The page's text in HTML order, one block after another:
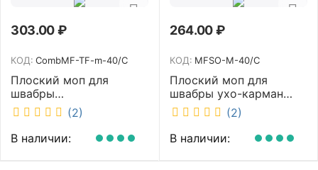
303.00₽
КОД: CombMF-TF-m-40/C
Плоский моп для
швабры
комбинированный ухо-
карман бежевый 40 см
NV CombMF-TF-m-40/C
(2)
В наличии:
264.00₽
КОД: MFSO-M-40/C
Плоский моп для
швабры ухо-карман
белый 40 см NV MFSO-
M-40/C
(2)
В наличии: